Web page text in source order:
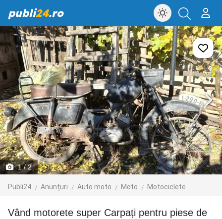
publi24.ro
1/ 2
Publi24 Anunțuri Auto moto Moto Motociclete
vând motorete super Carpați pentru piese de